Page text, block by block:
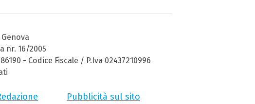
nr. 16/2005
- Codice Fiscale / P.Iva 02437210996
Pubblicità sul sito